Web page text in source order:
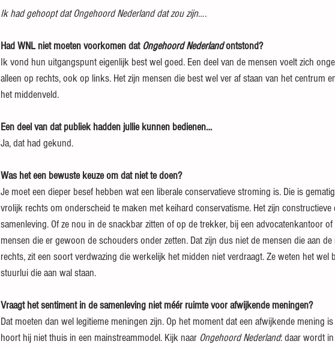
Ik had gehoopt dat Ongehoord Nederland dat zou zijn….
Had WNL niet moeten voorkomen dat Ongehoord Nederland ontstond?
Ik vond hun uitgangspunt eigenlijk best wel goed. Een deel van de mensen voelt zich
alleen op rechts, ook op links. Het zijn mensen die best wel ver af staan van het centrum
het middenveld.
Een deel van dat publiek hadden jullie kunnen bedienen…
Ja, dat had gekund.
Was het een bewuste keuze om dat niet te doen?
Je moet een dieper besef hebben wat een liberale conservatieve stroming is. Die is
vrolijk rechts om onderscheid te maken met keihard conservatisme. Het zijn constructieve
samenleving. Of ze nou in de snackbar zitten of op de trekker, bij een advocatenkantoor
mensen die er gewoon de schouders onder zetten. Dat zijn dus niet de mensen die aan
rechts, zit een soort verdwazing die werkelijk het midden niet verdraagt. Ze weten het wel
stuurlui die aan wal staan.
Vraagt het sentiment in de samenleving niet méér ruimte voor afwijkende meningen?
Dat moeten dan wel legitieme meningen zijn. Op het moment dat een afwijkende mening
hoort hij niet thuis in een mainstreammodel. Kijk naar Ongehoord Nederland: daar wordt